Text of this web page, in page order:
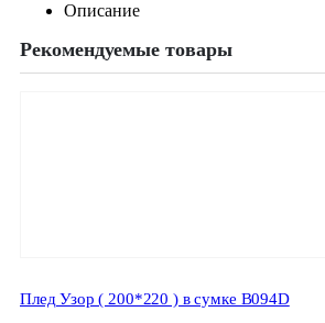
Описание
Рекомендуемые товары
Плед Узор ( 200*220 ) в сумке B094D